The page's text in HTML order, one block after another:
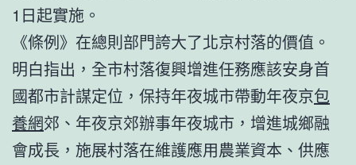
1日起實施。
《條例》在總則部門誇大了北京村落的價值。
明白指出，全市村落復興增進任務應該安身首
國都市計謀定位，保持年夜城市帶動年夜京包
養網郊、年夜京郊辦事年夜城市，增進城鄉融
會成長，施展村落在維護應用農業資本、供應